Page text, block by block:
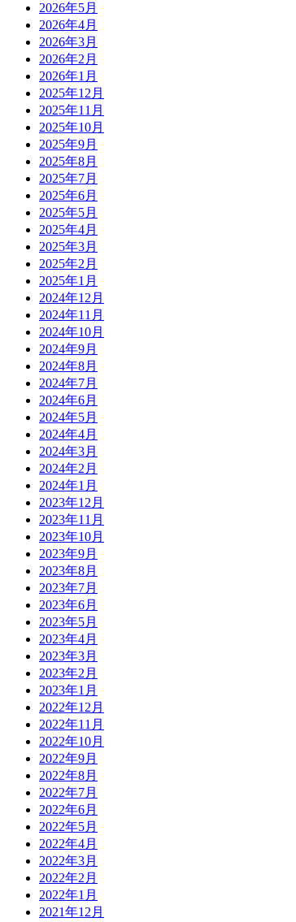
2026年5月
2026年4月
2026年3月
2026年2月
2026年1月
2025年12月
2025年11月
2025年10月
2025年9月
2025年8月
2025年7月
2025年6月
2025年5月
2025年4月
2025年3月
2025年2月
2025年1月
2024年12月
2024年11月
2024年10月
2024年9月
2024年8月
2024年7月
2024年6月
2024年5月
2024年4月
2024年3月
2024年2月
2024年1月
2023年12月
2023年11月
2023年10月
2023年9月
2023年8月
2023年7月
2023年6月
2023年5月
2023年4月
2023年3月
2023年2月
2023年1月
2022年12月
2022年11月
2022年10月
2022年9月
2022年8月
2022年7月
2022年6月
2022年5月
2022年4月
2022年3月
2022年2月
2022年1月
2021年12月